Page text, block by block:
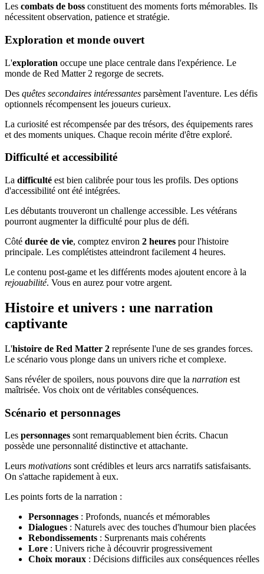
Les combats de boss constituent des moments forts mémorables. Ils
nécessitent observation, patience et stratégie.
Exploration et monde ouvert
L'exploration occupe une place centrale dans l'expérience. Le
monde de Red Matter 2 regorge de secrets.
Des quêtes secondaires intéressantes parsèment l'aventure. Les défis
optionnels récompensent les joueurs curieux.
La curiosité est récompensée par des trésors, des équipements rares
et des moments uniques. Chaque recoin mérite d'être exploré.
Difficulté et accessibilité
La difficulté est bien calibrée pour tous les profils. Des options
d'accessibilité ont été intégrées.
Les débutants trouveront un challenge accessible. Les vétérans
pourront augmenter la difficulté pour plus de défi.
Côté durée de vie, comptez environ 2 heures pour l'histoire
principale. Les complétistes atteindront facilement 4 heures.
Le contenu post-game et les différents modes ajoutent encore à la
rejouabilité. Vous en aurez pour votre argent.
Histoire et univers : une narration
captivante
L'histoire de Red Matter 2 représente l'une de ses grandes forces.
Le scénario vous plonge dans un univers riche et complexe.
Sans révéler de spoilers, nous pouvons dire que la narration est
maîtrisée. Vos choix ont de véritables conséquences.
Scénario et personnages
Les personnages sont remarquablement bien écrits. Chacun
possède une personnalité distinctive et attachante.
Leurs motivations sont crédibles et leurs arcs narratifs satisfaisants.
On s'attache rapidement à eux.
Les points forts de la narration :
Personnages : Profonds, nuancés et mémorables
Dialogues : Naturels avec des touches d'humour bien placées
Rebondissements : Surprenants mais cohérents
Lore : Univers riche à découvrir progressivement
Choix moraux : Décisions difficiles aux conséquences réelles